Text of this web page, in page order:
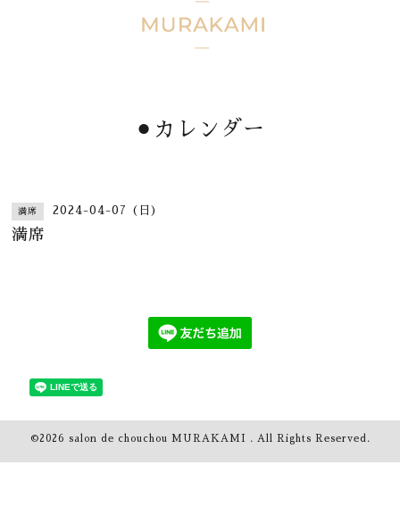
⚫︎カレンダー
満席 2024-04-07 (日)
満席
©2026 salon de chouchou MURAKAMI . All Rights Reserved.